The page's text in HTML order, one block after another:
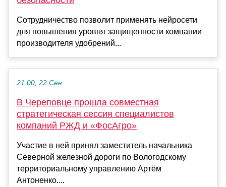
Сотрудничество позволит применять нейросети
для повышения уровня защищенности компании
производителя удобрений...
21:00, 22 Сен
В Череповце прошла совместная
стратегическая сессия специалистов
компаний РЖД и «ФосАгро»
Участие в ней принял заместитель начальника
Северной железной дороги по Вологодскому
территориальному управлению Артём
Антоненко....